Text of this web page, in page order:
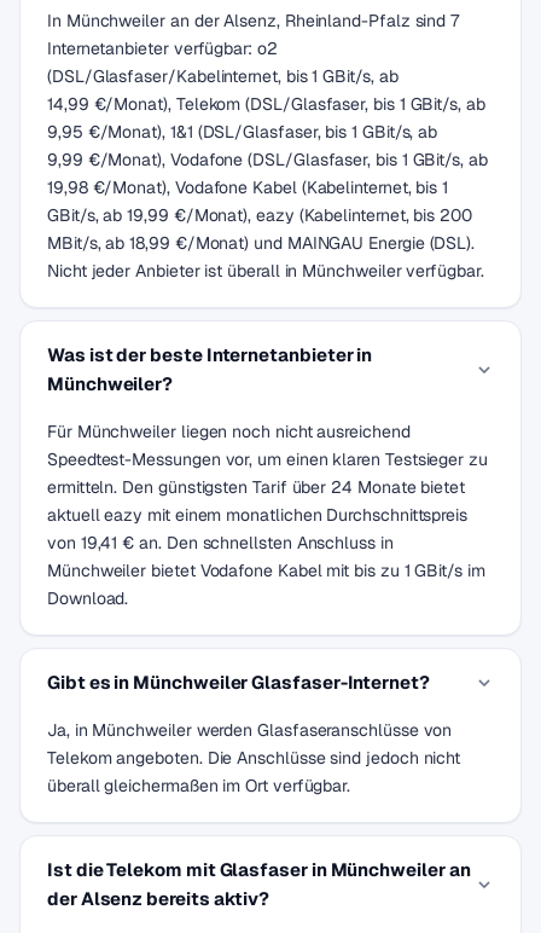
In Münchweiler an der Alsenz, Rheinland-Pfalz sind 7
Internetanbieter verfügbar: o2
(DSL/Glasfaser/Kabelinternet, bis 1 GBit/s, ab
14,99 €/Monat), Telekom (DSL/Glasfaser, bis 1 GBit/s, ab
9,95 €/Monat), 1&1 (DSL/Glasfaser, bis 1 GBit/s, ab
9,99 €/Monat), Vodafone (DSL/Glasfaser, bis 1 GBit/s, ab
19,98 €/Monat), Vodafone Kabel (Kabelinternet, bis 1
GBit/s, ab 19,99 €/Monat), eazy (Kabelinternet, bis 200
MBit/s, ab 18,99 €/Monat) und MAINGAU Energie (DSL).
Nicht jeder Anbieter ist überall in Münchweiler verfügbar.
Was ist der beste Internetanbieter in
Münchweiler?
Für Münchweiler liegen noch nicht ausreichend
Speedtest-Messungen vor, um einen klaren Testsieger zu
ermitteln. Den günstigsten Tarif über 24 Monate bietet
aktuell eazy mit einem monatlichen Durchschnittspreis
von 19,41 € an. Den schnellsten Anschluss in
Münchweiler bietet Vodafone Kabel mit bis zu 1 GBit/s im
Download.
Gibt es in Münchweiler Glasfaser-Internet?
Ja, in Münchweiler werden Glasfaseranschlüsse von
Telekom angeboten. Die Anschlüsse sind jedoch nicht
überall gleichermaßen im Ort verfügbar.
Ist die Telekom mit Glasfaser in Münchweiler an
der Alsenz bereits aktiv?